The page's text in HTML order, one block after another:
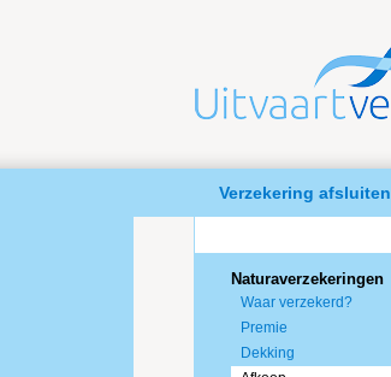
Verzekering afsluiten
Naturaverzekeringen
Waar verzekerd?
Premie
Dekking